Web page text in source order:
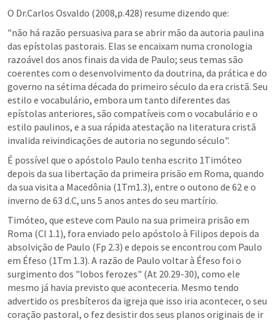
O Dr.Carlos Osvaldo (2008,p.428) resume dizendo que:
"não há razão persuasiva para se abrir mão da autoria paulina
das epístolas pastorais. Elas se encaixam numa cronologia
razoável dos anos finais da vida de Paulo; seus temas são
coerentes com o desenvolvimento da doutrina, da prática e do
governo na sétima década do primeiro século da era cristã. Seu
estilo e vocabulário, embora um tanto diferentes das
epístolas anteriores, são compatíveis com o vocabulário e o
estilo paulinos, e a sua rápida atestação na literatura cristã
invalida reivindicações de autoria no segundo século".
É possível que o apóstolo Paulo tenha escrito 1Timóteo
depois da sua libertação da primeira prisão em Roma, quando
da sua visita a Macedônia (1Tm1.3), entre o outono de 62 e o
inverno de 63 d.C, uns 5 anos antes do seu martírio.
Timóteo, que esteve com Paulo na sua primeira prisão em
Roma (Cl 1.1), fora enviado pelo apóstolo à Filipos depois da
absolvição de Paulo (Fp 2.3) e depois se encontrou com Paulo
em Éfeso (1Tm 1.3). A razão de Paulo voltar à Éfeso foi o
surgimento dos "lobos ferozes" (At 20.29-30), como ele
mesmo já havia previsto que aconteceria. Mesmo tendo
advertido os presbíteros da igreja que isso iria acontecer, o seu
coração pastoral, o fez desistir dos seus planos originais de ir